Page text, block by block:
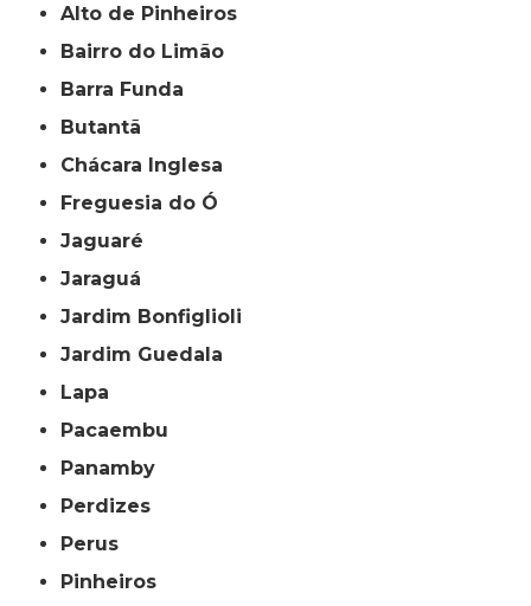
Alto de Pinheiros
Bairro do Limão
Barra Funda
Butantã
Chácara Inglesa
Freguesia do Ó
Jaguaré
Jaraguá
Jardim Bonfiglioli
Jardim Guedala
Lapa
Pacaembu
Panamby
Perdizes
Perus
Pinheiros